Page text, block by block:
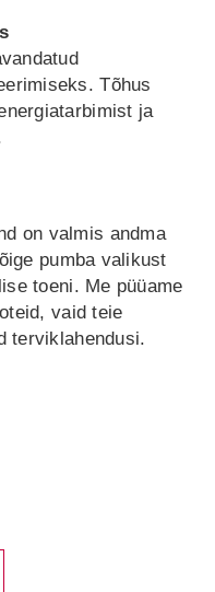
Tõhus
ja
on valmis andma
pumba valikust
toeni. Me püüame
vaid teie
terviklahendusi.